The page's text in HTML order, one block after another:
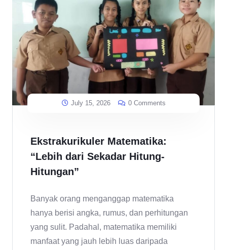
July 15, 2026 0 Comments
Ekstrakurikuler Matematika:
“Lebih dari Sekadar Hitung-
Hitungan”
Banyak orang menganggap matematika
hanya berisi angka, rumus, dan perhitungan
yang sulit. Padahal, matematika memiliki
manfaat yang jauh lebih luas daripada